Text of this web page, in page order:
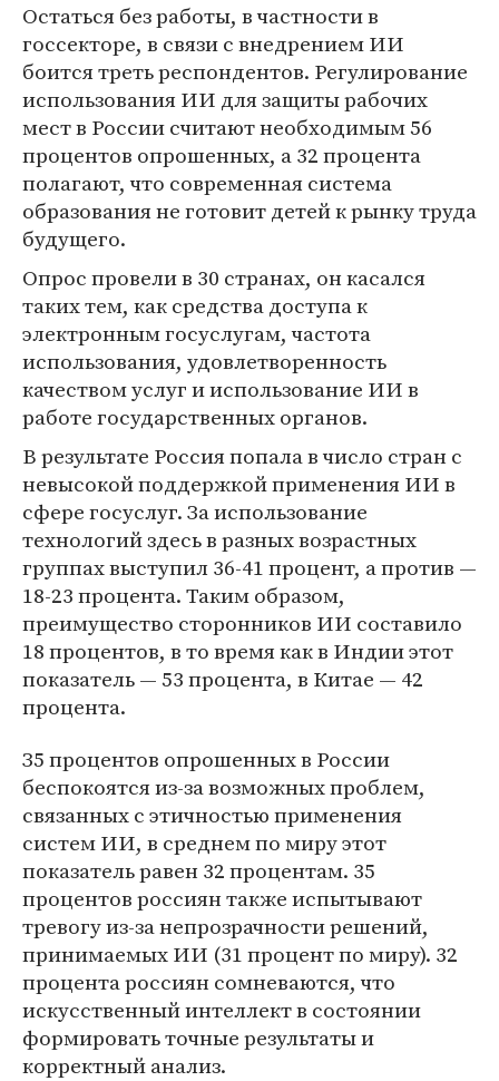
Остаться без работы, в частности в
госсекторе, в связи с внедрением ИИ
боится треть респондентов. Регулирование
использования ИИ для защиты рабочих
мест в России считают необходимым 56
процентов опрошенных, а 32 процента
полагают, что современная система
образования не готовит детей к рынку труда
будущего.
Опрос провели в 30 странах, он касался
таких тем, как средства доступа к
электронным госуслугам, частота
использования, удовлетворенность
качеством услуг и использование ИИ в
работе государственных органов.
В результате Россия попала в число стран с
невысокой поддержкой применения ИИ в
сфере госуслуг. За использование
технологий здесь в разных возрастных
группах выступил 36-41 процент, а против —
18-23 процента. Таким образом,
преимущество сторонников ИИ составило
18 процентов, в то время как в Индии этот
показатель — 53 процента, в Китае — 42
процента.
З5 процентов опрошенных в России
беспокоятся из-за возможных проблем,
связанных с этичностью применения
систем ИИ, в среднем по миру этот
показатель равен 32 процентам. 35
процентов россиян также испытывают
тревогу из-за непрозрачности решений,
принимаемых ИИ (31 процент по миру). 32
процента россиян сомневаются, что
искусственный интеллект в состоянии
формировать точные результаты и
корректный анализ.